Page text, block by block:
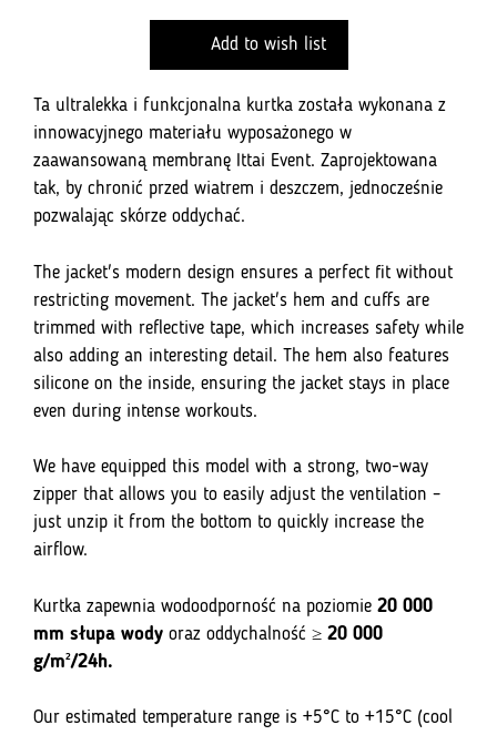
307
2.0
Blue
Add to wish list
Ta ultralekka i funkcjonalna kurtka została wykonana z
innowacyjnego materiału wyposażonego w
zaawansowaną membranę Ittai Event. Zaprojektowana
tak, by chronić przed wiatrem i deszczem, jednocześnie
pozwalając skórze oddychać.
The jacket's modern design ensures a perfect fit without
restricting movement. The jacket's hem and cuffs are
trimmed with reflective tape, which increases safety while
also adding an interesting detail. The hem also features
silicone on the inside, ensuring the jacket stays in place
even during intense workouts.
We have equipped this model with a strong, two-way
zipper that allows you to easily adjust the ventilation –
just unzip it from the bottom to quickly increase the
airflow.
Kurtka zapewnia wodoodporność na poziomie 20 000
mm słupa wody oraz oddychalność ≥ 20 000
g/m²/24h.
Our estimated temperature range is +5°C to +15°C (cool